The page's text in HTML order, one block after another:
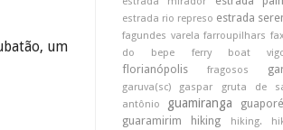
um
estrada rio represo estrada
fagundes varela farroupilhars
do bepe
ferry boat
florianópolis fragosos
garuva(sc) gaspar
gruta de
antônio
guamiranga
guaramirim
hiking hiking.